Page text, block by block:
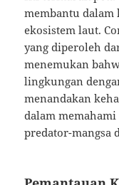
membantu dalam
ekosistem laut.
yang diperoleh
menemukan
lingkungan
menandakan
dalam
predator-mangsa